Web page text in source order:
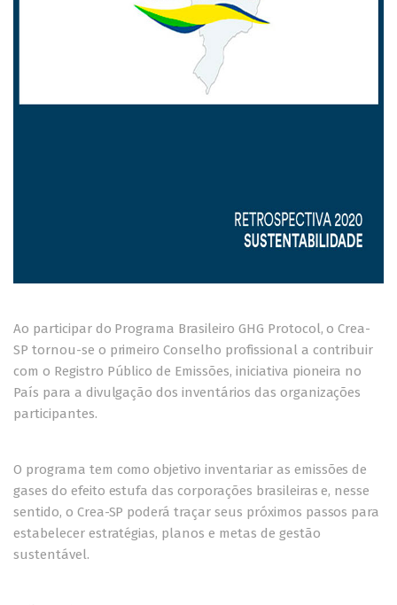
Ao participar do Programa Brasileiro GHG Protocol, o Crea-
SP tornou-se o primeiro Conselho profissional a contribuir
com o Registro Público de Emissões, iniciativa pioneira no
País para a divulgação dos inventários das organizações
participantes.
O programa tem como objetivo inventariar as emissões de
gases do efeito estufa das corporações brasileiras e, nesse
sentido, o Crea-SP poderá traçar seus próximos passos para
estabelecer estratégias, planos e metas de gestão
sustentável.